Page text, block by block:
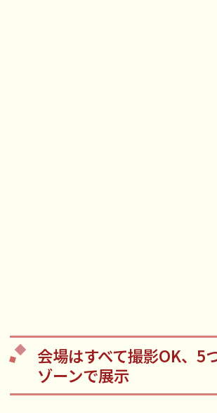
会場はすべて撮影OK、5
ゾーンで展示